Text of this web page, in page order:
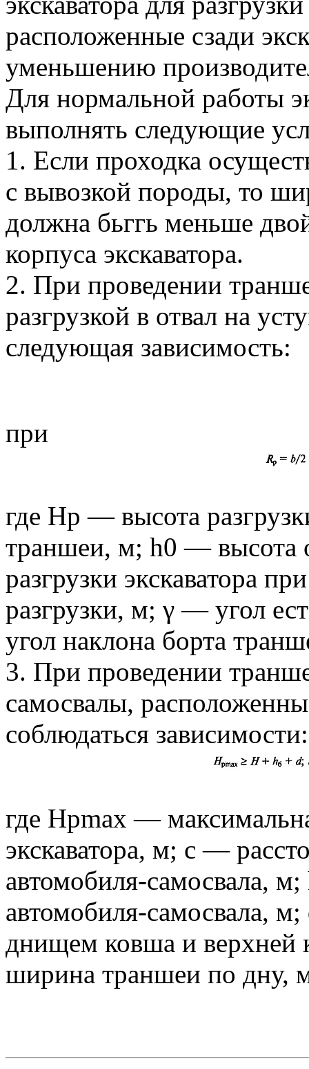
расположенные сзади
уменьшению
Для нормальной работы
выполнять следующие
1. Если проходка
с вывозкой породы, то
должна бьггь меньше
корпуса экскаватора.
2. При проведении
разгрузкой в отвал на
следующая зависимость:
при
где Hр — высота
траншеи, м; h0 — высота
разгрузки экскаватора
разгрузки, м; γ — угол
угол наклона борта
3. При проведении
самосвалы,
соблюдаться зависимости:
где Нрmах —
экскаватора, м; с —
автомобиля-самосвала,
автомобиля-самосвала,
днищем ковша и
ширина траншеи по дну,